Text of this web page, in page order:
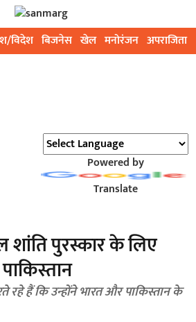
विदेश बिजनेस खेल मनोरंजन अपराजिता
Powered by
Translate
शांति पुरस्कार के लिए
रहे हैं कि उन्होंने भारत और पाकिस्तान के